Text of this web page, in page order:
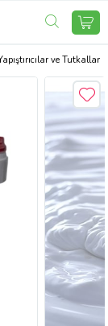
ve Tutkallar